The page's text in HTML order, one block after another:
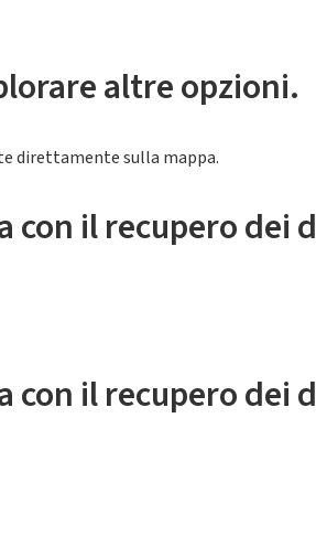
altre opzioni.
direttamente sulla mappa.
con il recupero dei
con il recupero dei